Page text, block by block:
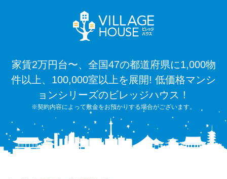
家賃2万円台〜、全国47の都道府県に1,000物
件以上、100,000室以上を展開! 低価格マンシ
ョンシリーズのビレッジハウス！
※契約内容によって敷金をお預かりする場合がございます。